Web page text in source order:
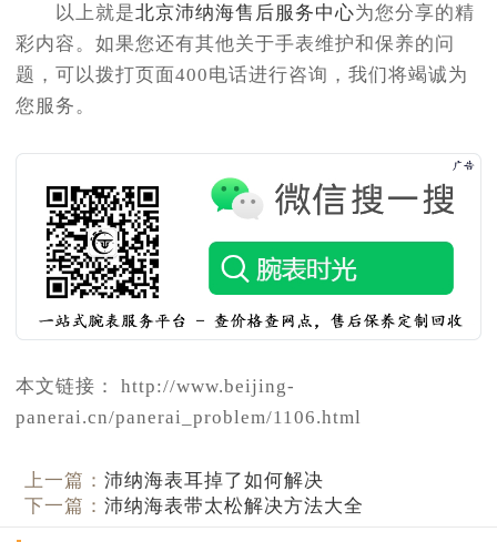
以上就是北京沛纳海售后服务中心为您分享的精
彩内容。如果您还有其他关于手表维护和保养的问
题，可以拨打页面400电话进行咨询，我们将竭诚为
您服务。
本文链接： http://www.beijing-
panerai.cn/panerai_problem/1106.html
上一篇：沛纳海表耳掉了如何解决
下一篇：沛纳海表带太松解决方法大全